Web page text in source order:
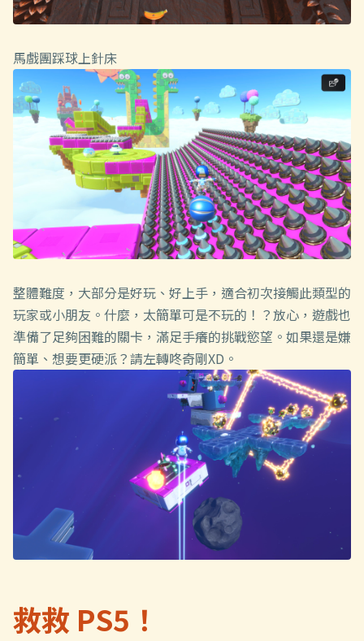
馬戲團踩球上針床
整體難度，大部分是好玩、好上手，適合初次接觸此類型的
玩家或小朋友。什麼，太簡單可是不玩的！？放心，遊戲也
準備了足夠困難的關卡，滿足手癢的挑戰慾望。如果還是嫌
簡單、想要更硬派？請左轉咚奇剛XD。
救救 PS5！